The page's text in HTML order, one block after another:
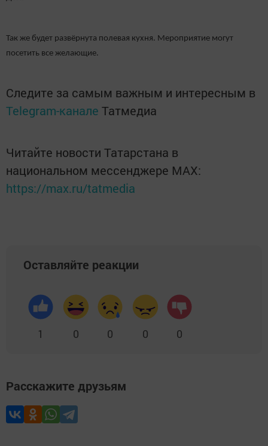
Так же будет развёрнута полевая кухня. Мероприятие могут
посетить все желающие.
Следите за самым важным и интересным в
Telegram-канале Татмедиа
Читайте новости Татарстана в
национальном мессенджере MАХ:
https://max.ru/tatmedia
Оставляйте реакции
1 0 0 0 0
Расскажите друзьям